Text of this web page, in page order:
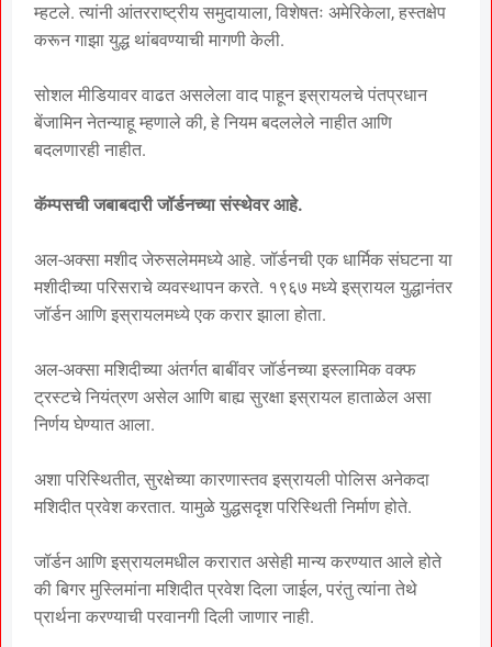
म्हटले. त्यांनी आंतरराष्ट्रीय समुदायाला, विशेषतः अमेरिकेला, हस्तक्षेप
करून गाझा युद्ध थांबवण्याची मागणी केली.
सोशल मीडियावर वाढत असलेला वाद पाहून इस्रायलचे पंतप्रधान
बेंजामिन नेतन्याहू म्हणाले की, हे नियम बदललेले नाहीत आणि
बदलणारही नाहीत.
कॅम्पसची जबाबदारी जॉर्डनच्या संस्थेवर आहे.
अल-अक्सा मशीद जेरुसलेममध्ये आहे. जॉर्डनची एक धार्मिक संघटना या
मशीदीच्या परिसराचे व्यवस्थापन करते. १९६७ मध्ये इस्रायल युद्धानंतर
जॉर्डन आणि इस्रायलमध्ये एक करार झाला होता.
अल-अक्सा मशिदीच्या अंतर्गत बाबींवर जॉर्डनच्या इस्लामिक वक्फ
ट्रस्टचे नियंत्रण असेल आणि बाह्य सुरक्षा इस्रायल हाताळेल असा
निर्णय घेण्यात आला.
अशा परिस्थितीत, सुरक्षेच्या कारणास्तव इस्रायली पोलिस अनेकदा
मशिदीत प्रवेश करतात. यामुळे युद्धसदृश परिस्थिती निर्माण होते.
जॉर्डन आणि इस्रायलमधील करारात असेही मान्य करण्यात आले होते
की बिगर मुस्लिमांना मशिदीत प्रवेश दिला जाईल, परंतु त्यांना तेथे
प्रार्थना करण्याची परवानगी दिली जाणार नाही.